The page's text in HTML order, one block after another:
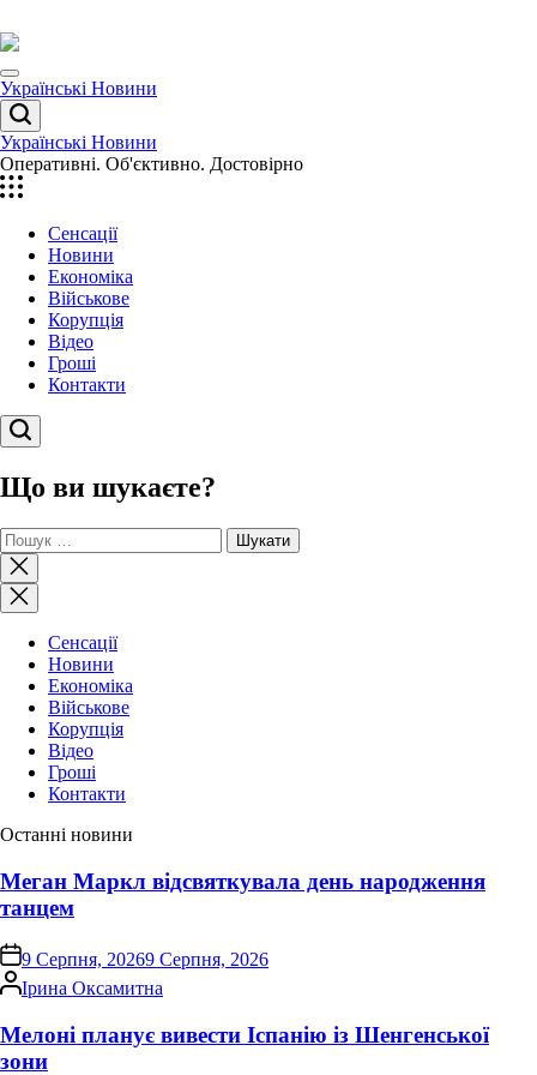
до
вмісту
Menu
Українські Новини
Пошук
Українські Новини
Оперативні. Об'єктивно. Достовірно
Сенсації
Новини
Економіка
Військове
Корупція
Відео
Гроші
Контакти
Пошук
Що ви шукаєте?
Пошук:
Закрити
пошук
Сенсації
Новини
Економіка
Військове
Корупція
Відео
Гроші
Контакти
Останні новини
Меган Маркл відсвяткувала день народження
танцем
on9 Серпня, 20269 Серпня, 2026
Опубліковано
Ірина Оксамитна
Мелоні планує вивести Іспанію із Шенгенської
зони